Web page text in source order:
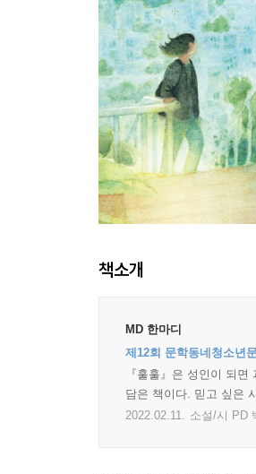
책소개
MD 한마디
제12회 문학동네청소년
『훌훌』은 성인이 되
담은 책이다. 믿고 싶은
2022.02.11. 소설/시 PD